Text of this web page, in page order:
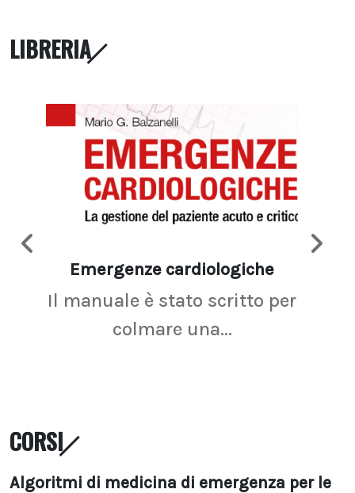
LIBRERIA
Emergenze cardiologiche
Il manuale è stato scritto per
colmare una...
CORSI
Algoritmi di medicina di emergenza per le